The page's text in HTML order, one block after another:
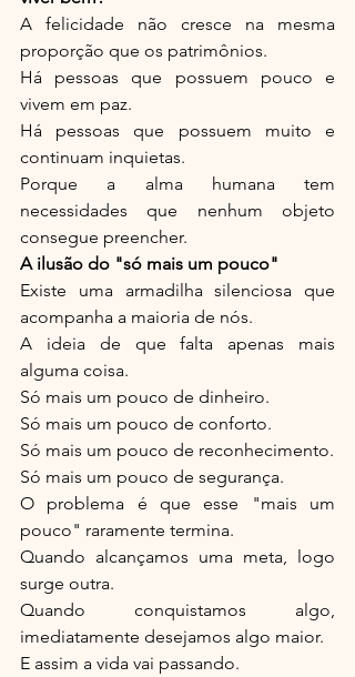
A felicidade não cresce na mesma
proporção que os patrimônios.
Há pessoas que possuem pouco e
vivem em paz.
Há pessoas que possuem muito e
continuam inquietas.
Porque a alma humana tem
necessidades que nenhum objeto
consegue preencher.
A ilusão do "só mais um pouco"
Existe uma armadilha silenciosa que
acompanha a maioria de nós.
A ideia de que falta apenas mais
alguma coisa.
Só mais um pouco de dinheiro.
Só mais um pouco de conforto.
Só mais um pouco de reconhecimento.
Só mais um pouco de segurança.
O problema é que esse "mais um
pouco" raramente termina.
Quando alcançamos uma meta, logo
surge outra.
Quando conquistamos algo,
imediatamente desejamos algo maior.
E assim a vida vai passando.